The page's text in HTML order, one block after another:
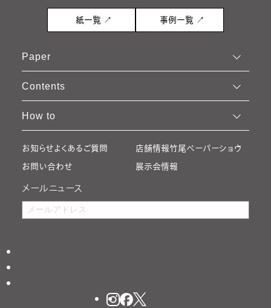
紙一覧 ↗ 事例一覧 ↗
Paper
Contents
How to
お知らせよくあるご質問
お問い合わせ
店舗情報竹尾ペーパーショウ
展示会情報
メールニュース